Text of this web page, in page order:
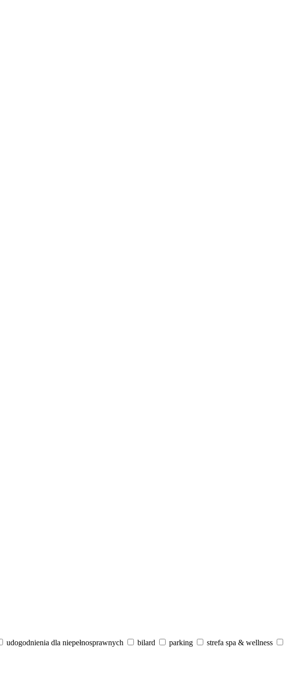
udogodnienia dla niepełnosprawnych bilard parking
strefa spa & wellness